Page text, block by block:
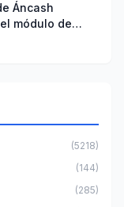
Áncash
módulo de
(5218)
(144)
(285)